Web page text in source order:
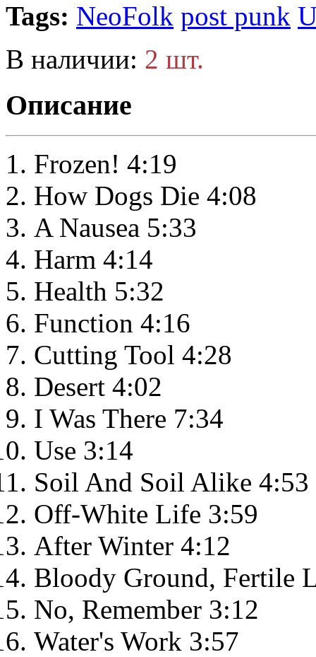
Tags: NeoFolk post punk
В наличии: 2 шт.
Описание
Frozen! 4:19
How Dogs Die 4:08
A Nausea 5:33
Harm 4:14
Health 5:32
Function 4:16
Cutting Tool 4:28
Desert 4:02
I Was There 7:34
Use 3:14
Soil And Soil Alike 4:53
Off-White Life 3:59
After Winter 4:12
Bloody Ground, Fertile
No, Remember 3:12
Water's Work 3:57